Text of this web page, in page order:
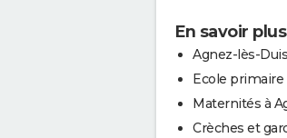
En savoir
Agnez-lès-
Ecole primaire
Maternités à
Crèches et